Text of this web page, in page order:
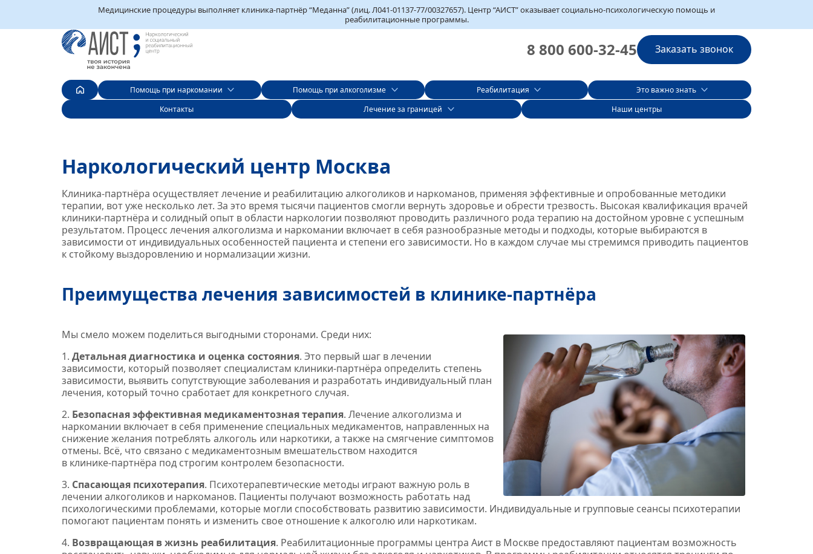
Медицинские процедуры выполняет клиника‑партнёр “Меданна” (лиц. Л041-01137-77/00327657). Центр “АИСТ” оказывает социально‑психологическую помощь и
реабилитационные программы.
8 800 600-32-45 Заказать звонок
Помощь при наркомании Помощь при алкоголизме Реабилитация
Это важно знать
Контакты
Лечение за границей Наши центры
Наркологический центр Москва
Клиника‑партнёра осуществляет лечение и реабилитацию алкоголиков и наркоманов, применяя эффективные и опробованные методики
терапии, вот уже несколько лет. За это время тысячи пациентов смогли вернуть здоровье и обрести трезвость. Высокая квалификация врачей
клиники‑партнёра и солидный опыт в области наркологии позволяют проводить различного рода терапию на достойном уровне с успешным
результатом. Процесс лечения алкоголизма и наркомании включает в себя разнообразные методы и подходы, которые выбираются в
зависимости от индивидуальных особенностей пациента и степени его зависимости. Но в каждом случае мы стремимся приводить пациентов
к стойкому выздоровлению и нормализации жизни.
Преимущества лечения зависимостей в клинике‑партнёра
Мы смело можем поделиться выгодными сторонами. Среди них:
1. Детальная диагностика и оценка состояния. Это первый шаг в лечении
зависимости, который позволяет специалистам клиники‑партнёра определить степень
зависимости, выявить сопутствующие заболевания и разработать индивидуальный план
лечения, который точно сработает для конкретного случая.
2. Безопасная эффективная медикаментозная терапия. Лечение алкоголизма и
наркомании включает в себя применение специальных медикаментов, направленных на
снижение желания потреблять алкоголь или наркотики, а также на смягчение симптомов
отмены. Всё, что связано с медикаментозным вмешательством находится
в клинике‑партнёра под строгим контролем безопасности.
3. Спасающая психотерапия. Психотерапевтические методы играют важную роль в
лечении алкоголиков и наркоманов. Пациенты получают возможность работать над
психологическими проблемами, которые могли способствовать развитию зависимости. Индивидуальные и групповые сеансы психотерапии
помогают пациентам понять и изменить свое отношение к алкоголю или наркотикам.
4. Возвращающая в жизнь реабилитация. Реабилитационные программы центра Аист в Москве предоставляют пациентам возможность